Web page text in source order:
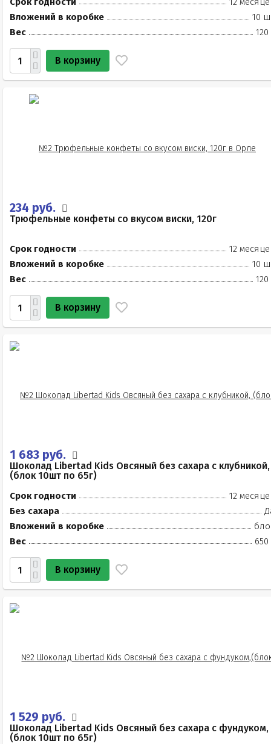
Вложений в коробке
10
Вес
120
В корзину
234 руб.
Трюфельные конфеты со вкусом виски, 120г
Срок годности
12
Вложений в коробке
10
Вес
120
В корзину
1 683 руб.
Шоколад Libertad Kids Овсяный без сахара с клубникой,
(блок 10шт по 65г)
Срок годности
12
Без сахара
Вложений в коробке
Вес
650
В корзину
1 529 руб.
Шоколад Libertad Kids Овсяный без сахара с фундуком,
(блок 10шт по 65г)